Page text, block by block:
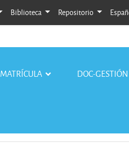
Biblioteca Repositorio
MATRÍCULA DOC-GESTIÓN